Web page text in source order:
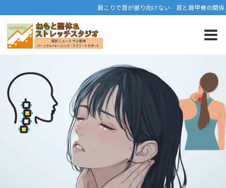
肩こりで首が振り向けない 首と肩甲骨の関係